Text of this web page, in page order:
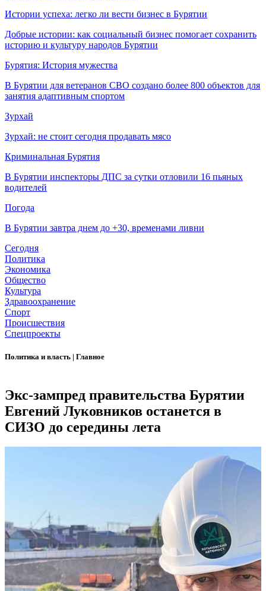
Истории успеха: легко ли вести бизнес в Бурятии
Добрые истории: как социальный бизнес помогает сохранить
историю и культуру народов Бурятии
Бурятия: История мужества
В Бурятии для ветеранов СВО создано более 800 объектов для
занятия адаптивным спортом
Зурхай
Зурхай: не стоит сегодня продавать мясо
Криминальная Бурятия
В Бурятии инспекторы ДПС за сутки отловили 16 пьяных
водителей
Погода
В Бурятии завтра днем до +30, временами ливни
Сегодня
Политика
Экономика
Общество
Культура
Здравоохранение
Спорт
Происшествия
Спецпроекты
Политика и власть | Главное
Экс-зампред правительства Бурятии
Евгений Луковников останется в
СИЗО до середины лета